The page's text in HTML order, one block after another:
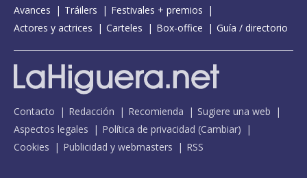
Avances
Tráilers
Festivales + premios
Actores y actrices
Carteles Box-office Guía / directorio
Contacto Redacción Recomienda
Sugiere una web
Aspectos legales
Política de privacidad (Cambiar)
Cookies
Publicidad y webmasters RSS